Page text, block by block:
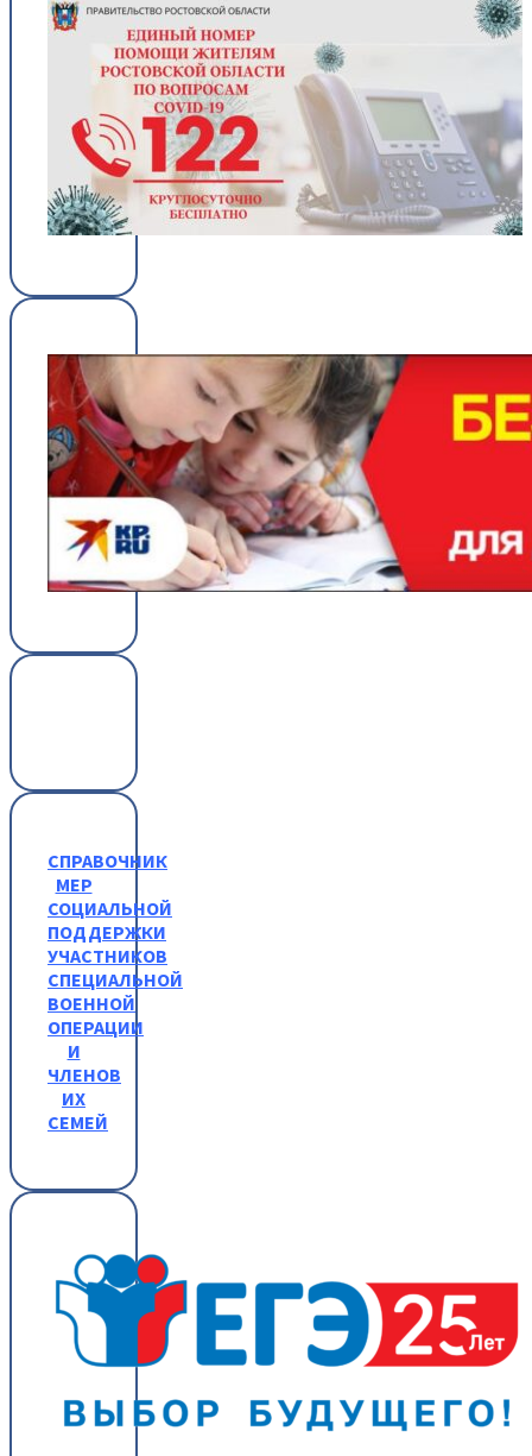
СПРАВОЧНИК
МЕР
СОЦИАЛЬНОЙ
ПОДДЕРЖКИ
УЧАСТНИКОВ
СПЕЦИАЛЬНОЙ
ВОЕННОЙ
ОПЕРАЦИИ
И
ЧЛЕНОВ
ИХ
СЕМЕЙ